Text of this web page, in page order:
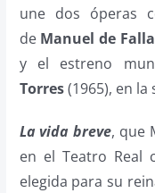
une dos óperas
de Manuel de Falla
y el estreno
Torres(1965), en la
La vida breve, que
en el Teatro Real
elegida para su